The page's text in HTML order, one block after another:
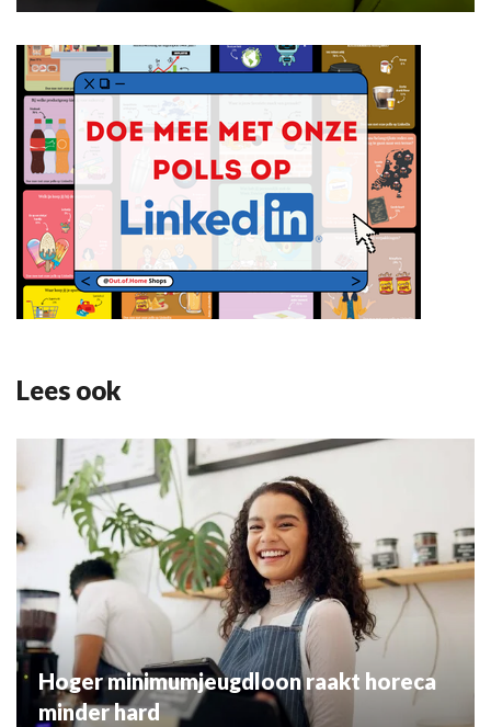
Lees ook
Hoger minimumjeugdloon raakt horeca
minder hard